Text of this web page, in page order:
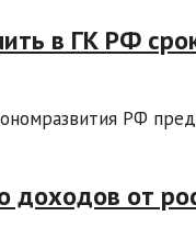
в ГК РФ
РФ
от